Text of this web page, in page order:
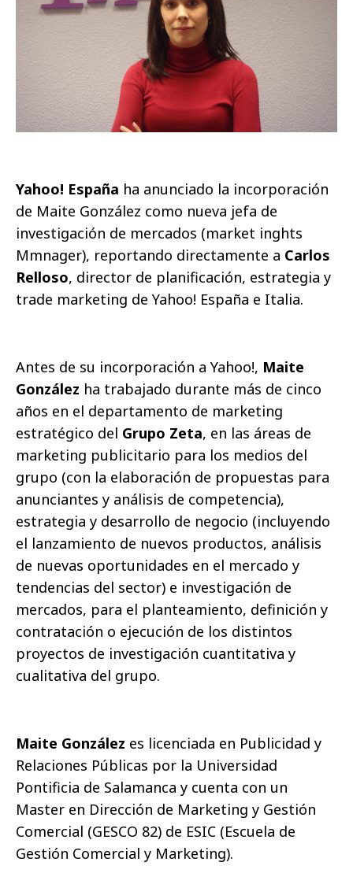
Yahoo! España ha anunciado la incorporación
de Maite González como nueva jefa de
investigación de mercados (market inghts
Mmnager), reportando directamente a Carlos
Relloso, director de planificación, estrategia y
trade marketing de Yahoo! España e Italia.
Antes de su incorporación a Yahoo!, Maite
González ha trabajado durante más de cinco
años en el departamento de marketing
estratégico del Grupo Zeta, en las áreas de
marketing publicitario para los medios del
grupo (con la elaboración de propuestas para
anunciantes y análisis de competencia),
estrategia y desarrollo de negocio (incluyendo
el lanzamiento de nuevos productos, análisis
de nuevas oportunidades en el mercado y
tendencias del sector) e investigación de
mercados, para el planteamiento, definición y
contratación o ejecución de los distintos
proyectos de investigación cuantitativa y
cualitativa del grupo.
Maite González es licenciada en Publicidad y
Relaciones Públicas por la Universidad
Pontificia de Salamanca y cuenta con un
Master en Dirección de Marketing y Gestión
Comercial (GESCO 82) de ESIC (Escuela de
Gestión Comercial y Marketing).